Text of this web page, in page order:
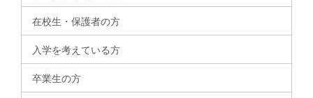
在校生・保護者の方
入学を考えている方
卒業生の方